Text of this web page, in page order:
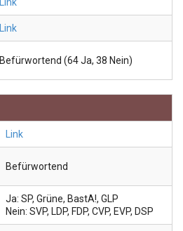
Link
Link
Befürwortend (64 Ja, 38 Nein)
Link
Befürwortend
Ja: SP, Grüne, BastA!, GLP
Nein: SVP, LDP, FDP, CVP, EVP, DSP